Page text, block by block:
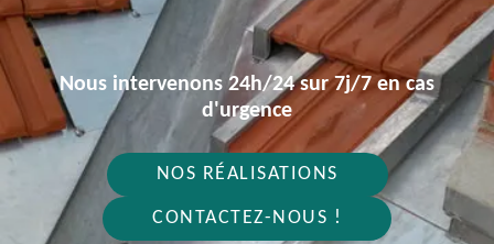
Nous intervenons 24h/24 sur 7j/7 en cas
d'urgence
NOS RÉALISATIONS
CONTACTEZ-NOUS !